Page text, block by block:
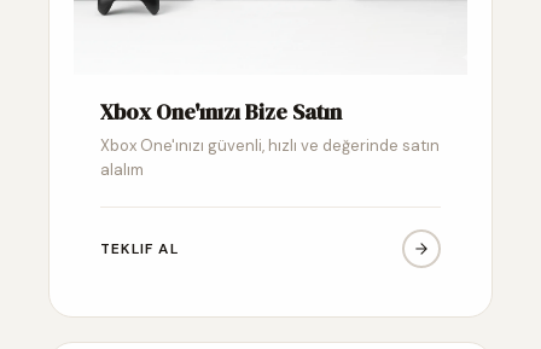
Xbox One'ınızı Bize Satın
Xbox One'ınızı güvenli, hızlı ve değerinde satın
alalım
TEKLIF AL